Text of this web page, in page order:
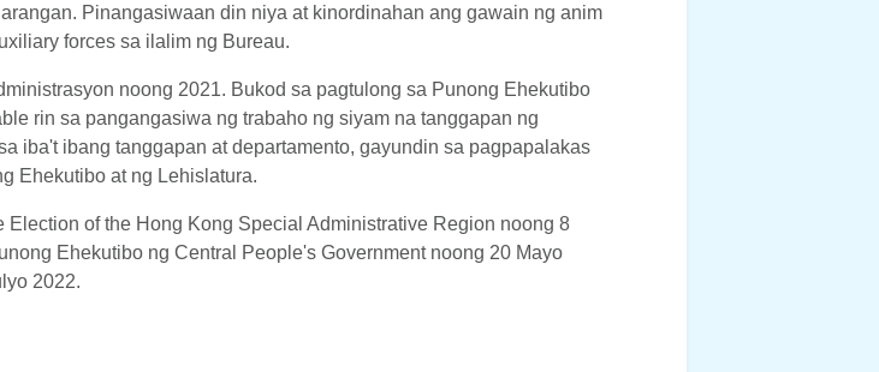
Pinangasiwaan din niya at kinordinahan ang gawain ng anim
forces sa ilalim ng Bureau.
noong 2021. Bukod sa pagtulong sa Punong Ehekutibo
rin sa pangangasiwa ng trabaho ng siyam na tanggapan ng
iba't ibang tanggapan at departamento, gayundin sa pagpapalakas
Ehekutibo at ng Lehislatura.
of the Hong Kong Special Administrative Region noong 8
Ehekutibo ng Central People's Government noong 20 Mayo
2022.